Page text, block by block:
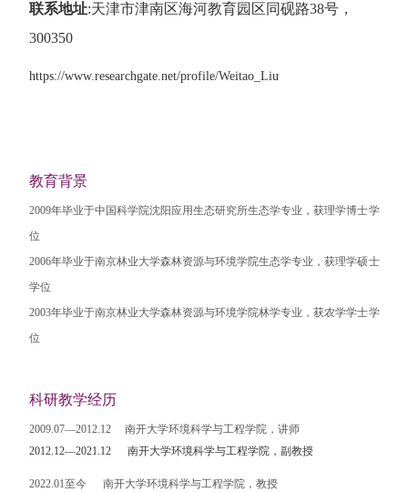
联系地址:天津市津南区海河教育园区同砚路38号，
300350
https://www.researchgate.net/profile/Weitao_Liu
教育背景
2009年毕业于中国科学院沈阳应用生态研究所生态学专业，获理学博士学
位
2006年毕业于南京林业大学森林资源与环境学院生态学专业，获理学硕士
学位
2003年毕业于南京林业大学森林资源与环境学院林学专业，获农学学士学
位
科研教学经历
2009.07—2012.12 南开大学环境科学与工程学院，讲师
2012.12—2021.12 南开大学环境科学与工程学院，副教授
2022.01至今 南开大学环境科学与工程学院，教授